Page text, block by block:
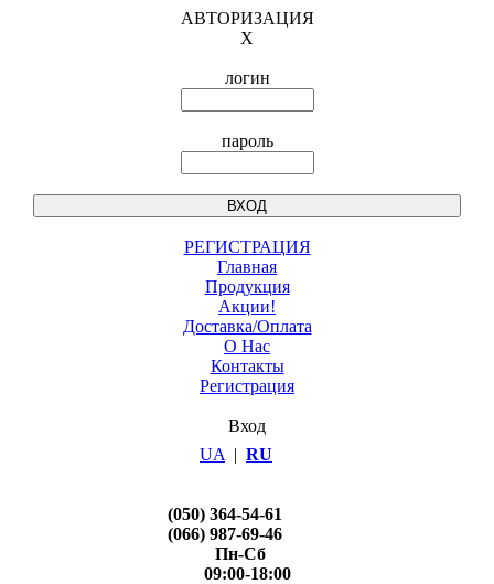
АВТОРИЗАЦИЯ
X
логин
пароль
РЕГИСТРАЦИЯ
Главная
Продукция
Акции!
Доставка/Оплата
О Нас
Контакты
Регистрация
Вход
UA | RU
(050) 364-54-61
(066) 987-69-46
Пн-Сб
09:00-18:00